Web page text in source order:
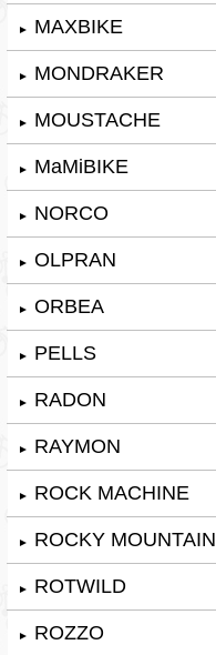
► MAXBIKE
► MONDRAKER
► MOUSTACHE
► MaMiBIKE
► NORCO
► OLPRAN
► ORBEA
► PELLS
► RADON
► RAYMON
► ROCK MACHINE
► ROCKY MOUNTAIN
► ROTWILD
► ROZZO